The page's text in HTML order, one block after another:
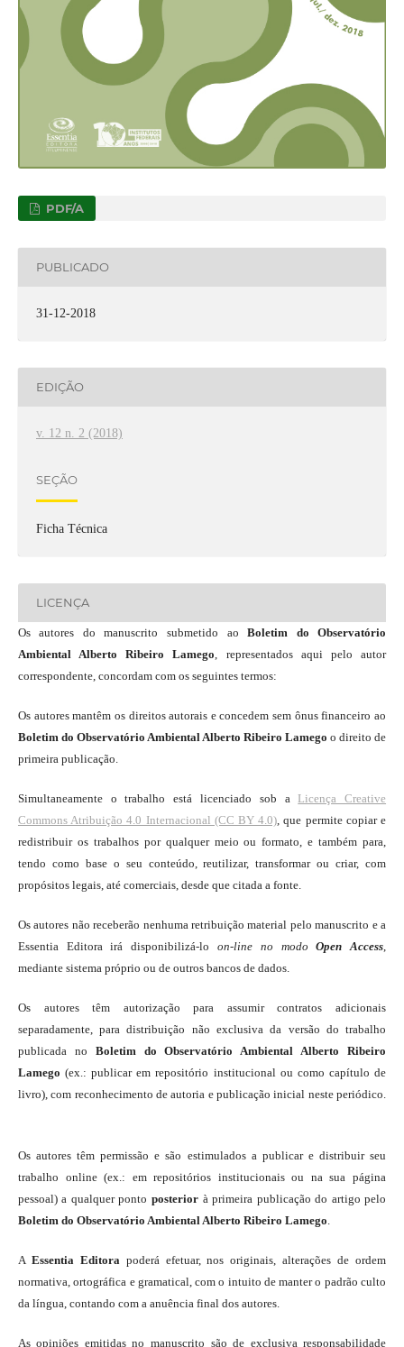
PDF/A
PUBLICADO
31-12-2018
EDIÇÃO
v. 12 n. 2 (2018)
SEÇÃO
Ficha Técnica
LICENÇA
Os autores do manuscrito submetido aoBoletim do Observatório
Ambiental Alberto Ribeiro Lamego , representados aqui pelo autor
correspondente, concordam com os seguintes termos:
Os autores mantêm os direitos autorais e concedem sem ônus financeiro ao
Boletim do Observatório Ambiental Alberto Ribeiro Lamegoo direito de
primeira publicação.
Simultaneamente o trabalho está licenciado sob a Licença Creative
Commons Atribuição 4.0 Internacional (CC BY 4.0) , que permite copiar e
redistribuir os trabalhos por qualquer meio ou formato, e também para,
tendo como base o seu conteúdo, reutilizar, transformar ou criar, com
propósitos legais, até comerciais, desde que citada a fonte.
Os autores não receberão nenhuma retribuição material pelo manuscrito e a
Essentia Editora irá disponibilizá-lo on-line no modo Open Access
mediante sistema próprio ou de outros bancos de dados.
Os autores têm autorização para assumir contratos adicionais
separadamente, para distribuição não exclusiva da versão do trabalho
publicada no Boletim do Observatório Ambiental Alberto Ribeiro
Lamego (ex.: publicar em repositório institucional ou como capítulo de
livro), com reconhecimento de autoria e publicação inicial neste periódico.
Os autores têm permissão e são estimulados a publicar e distribuir seu
trabalho online (ex.: em repositórios institucionais ou na sua página
pessoal) a qualquer ponto posterior à primeira publicação do artigo pelo
Boletim do Observatório Ambiental Alberto Ribeiro Lamego
A Essentia Editora poderá efetuar, nos originais, alterações de ordem
normativa, ortográfica e gramatical, com o intuito de manter o padrão culto
da língua, contando com a anuência final dos autores.
As opiniões emitidas no manuscrito são de exclusiva responsabilidade